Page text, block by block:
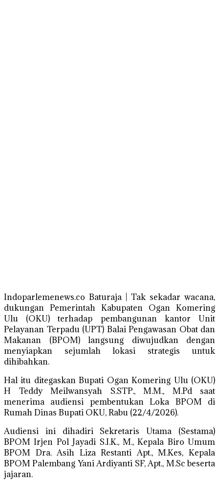
Indoparlemenews.co Baturaja | Tak sekadar wacana,
dukungan Pemerintah Kabupaten Ogan Komering
Ulu (OKU) terhadap pembangunan kantor Unit
Pelayanan Terpadu (UPT) Balai Pengawasan Obat dan
Makanan (BPOM) langsung diwujudkan dengan
menyiapkan sejumlah lokasi strategis untuk
dihibahkan.
Hal itu ditegaskan Bupati Ogan Komering Ulu (OKU)
H Teddy Meilwansyah S.STP., M.M., M.Pd saat
menerima audiensi pembentukan Loka BPOM di
Rumah Dinas Bupati OKU, Rabu (22/4/2026).
Audiensi ini dihadiri Sekretaris Utama (Sestama)
BPOM Irjen Pol Jayadi S.I.K., M., Kepala Biro Umum
BPOM Dra. Asih Liza Restanti Apt., M.Kes, Kepala
BPOM Palembang Yani Ardiyanti SF, Apt., M.Sc beserta
jajaran.